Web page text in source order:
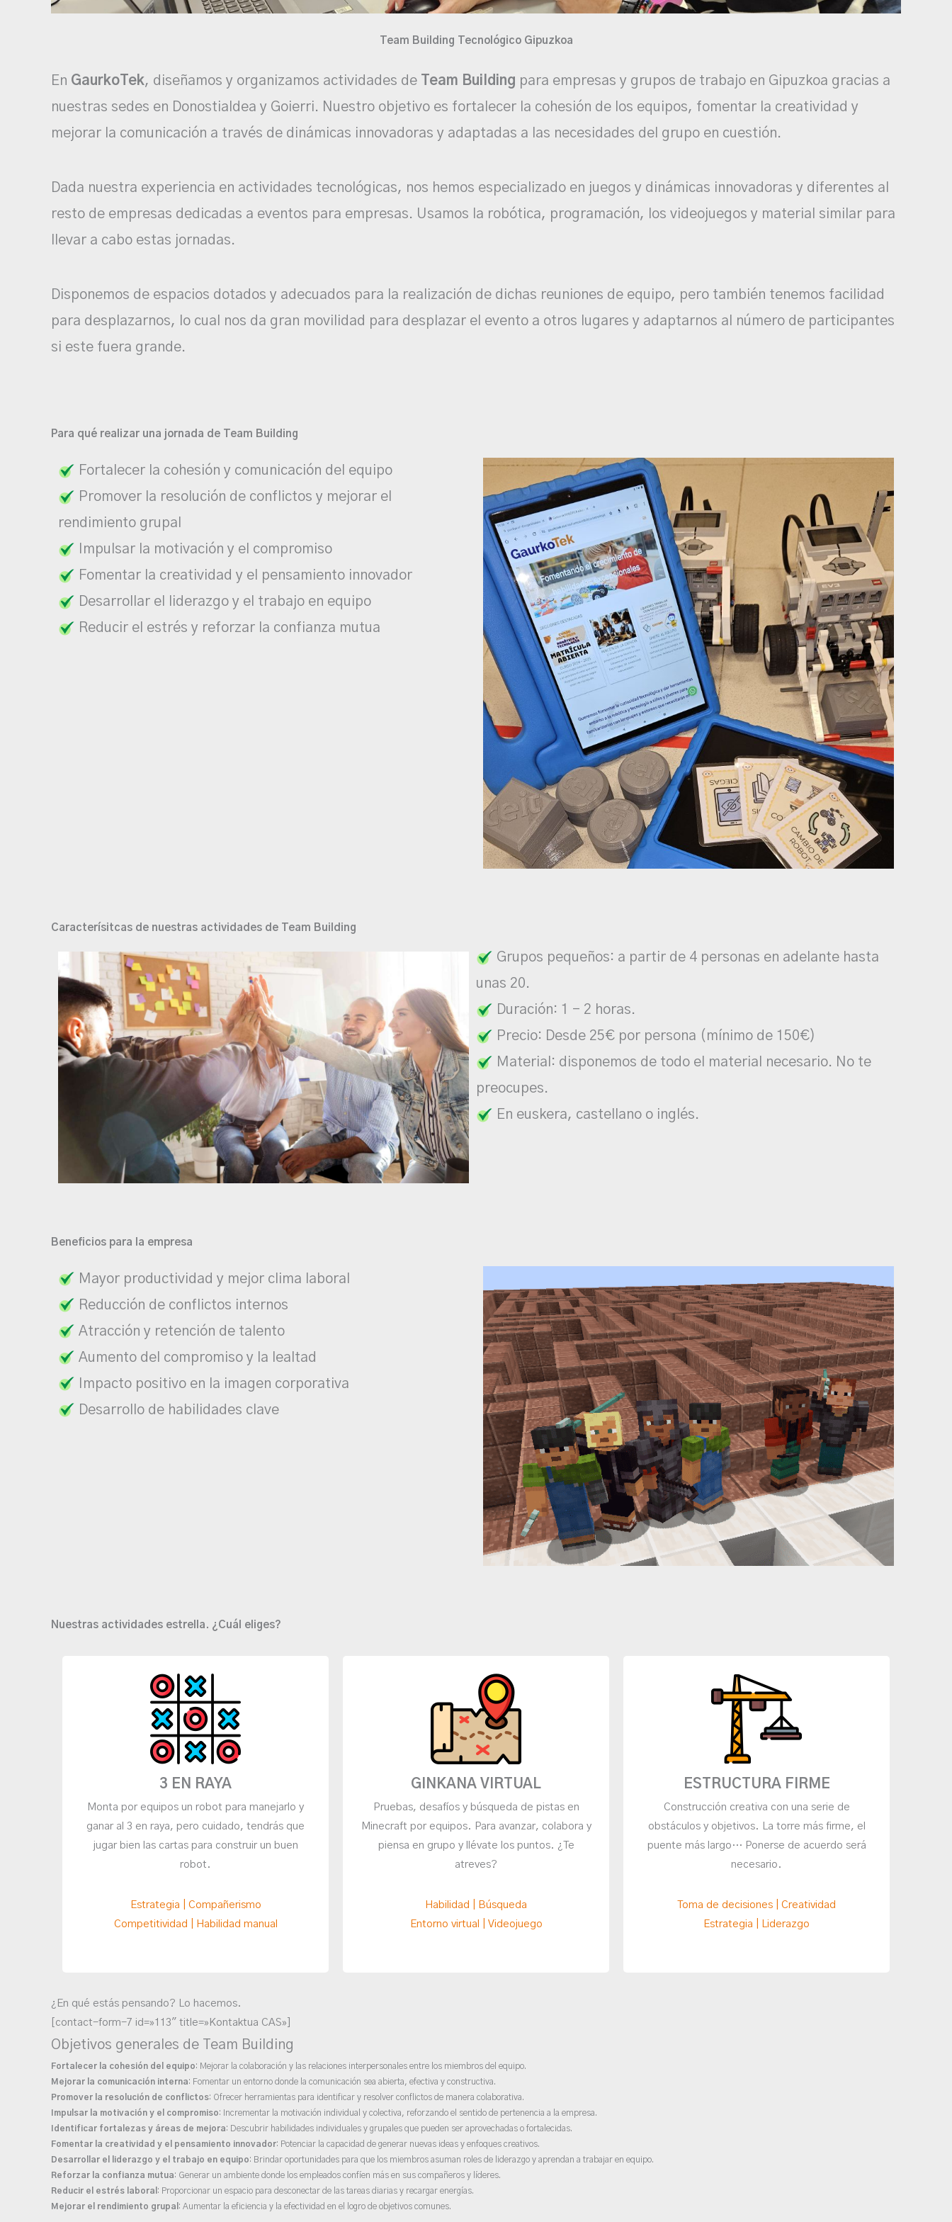
Team Building Tecnológico Gipuzkoa
En GaurkoTek, diseñamos y organizamos actividades de Team Building para empresas y grupos de trabajo en Gipuzkoa gracias a
nuestras sedes en Donostialdea y Goierri. Nuestro objetivo es fortalecer la cohesión de los equipos, fomentar la creatividad y
mejorar la comunicación a través de dinámicas innovadoras y adaptadas a las necesidades del grupo en cuestión.
Dada nuestra experiencia en actividades tecnológicas, nos hemos especializado en juegos y dinámicas innovadoras y diferentes al
resto de empresas dedicadas a eventos para empresas. Usamos la robótica, programación, los videojuegos y material similar para
llevar a cabo estas jornadas.
Disponemos de espacios dotados y adecuados para la realización de dichas reuniones de equipo, pero también tenemos facilidad
para desplazarnos, lo cual nos da gran movilidad para desplazar el evento a otros lugares y adaptarnos al número de participantes
si este fuera grande.
Para qué realizar una jornada de Team Building
Fortalecer la cohesión y comunicación del equipo
Promover la resolución de conflictos y mejorar el
rendimiento grupal
Impulsar la motivación y el compromiso
Fomentar la creatividad y el pensamiento innovador
Desarrollar el liderazgo y el trabajo en equipo
Reducir el estrés y reforzar la confianza mutua
Caracterísitcas de nuestras actividades de Team Building
Grupos pequeños: a partir de 4 personas en adelante hasta
unas 20.
Duración: 1 – 2 horas.
Precio: Desde 25€ por persona (mínimo de 150€)
Material: disponemos de todo el material necesario. No te
preocupes.
En euskera, castellano o inglés.
Beneficios para la empresa
Mayor productividad y mejor clima laboral
Reducción de conflictos internos
Atracción y retención de talento
Aumento del compromiso y la lealtad
Impacto positivo en la imagen corporativa
Desarrollo de habilidades clave
Nuestras actividades estrella. ¿Cuál eliges?
3 EN RAYA
Monta por equipos un robot para manejarlo y
ganar al 3 en raya, pero cuidado, tendrás que
jugar bien las cartas para construir un buen
robot.
Estrategia | Compañerismo
Competitividad | Habilidad manual
GINKANA VIRTUAL
Pruebas, desafíos y búsqueda de pistas en
Minecraft por equipos. Para avanzar, colabora y
piensa en grupo y llévate los puntos. ¿Te
atreves?
Habilidad | Búsqueda
Entorno virtual | Videojuego
ESTRUCTURA FIRME
Construcción creativa con una serie de
obstáculos y objetivos. La torre más firme, el
puente más largo… Ponerse de acuerdo será
necesario.
Toma de decisiones | Creatividad
Estrategia | Liderazgo
¿En qué estás pensando? Lo hacemos.
[contact-form-7 id=»113″ title=»Kontaktua CAS»]
Objetivos generales de Team Building
Fortalecer la cohesión del equipo: Mejorar la colaboración y las relaciones interpersonales entre los miembros del equipo.
Mejorar la comunicación interna: Fomentar un entorno donde la comunicación sea abierta, efectiva y constructiva.
Promover la resolución de conflictos: Ofrecer herramientas para identificar y resolver conflictos de manera colaborativa.
Impulsar la motivación y el compromiso: Incrementar la motivación individual y colectiva, reforzando el sentido de pertenencia a la empresa.
Identificar fortalezas y áreas de mejora: Descubrir habilidades individuales y grupales que pueden ser aprovechadas o fortalecidas.
Fomentar la creatividad y el pensamiento innovador: Potenciar la capacidad de generar nuevas ideas y enfoques creativos.
Desarrollar el liderazgo y el trabajo en equipo: Brindar oportunidades para que los miembros asuman roles de liderazgo y aprendan a trabajar en equipo.
Reforzar la confianza mutua: Generar un ambiente donde los empleados confíen más en sus compañeros y líderes.
Reducir el estrés laboral : Proporcionar un espacio para desconectar de las tareas diarias y recargar energías.
Mejorar el rendimiento grupal : Aumentar la eficiencia y la efectividad en el logro de objetivos comunes.